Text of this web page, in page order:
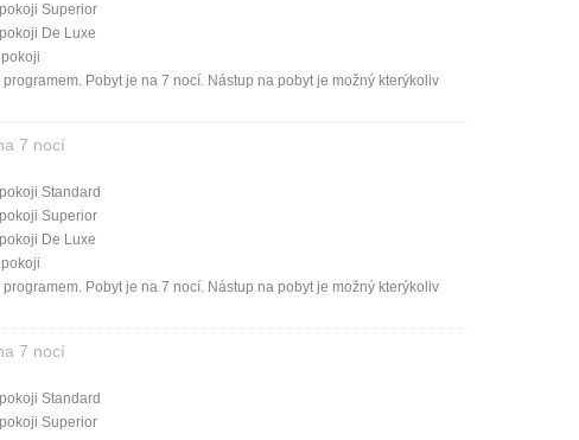
Superior
De Luxe
Pobyt je na 7 nocí. Nástup na pobyt je možný kterýkoliv
7 nocí
Standard
Superior
De Luxe
Pobyt je na 7 nocí. Nástup na pobyt je možný kterýkoliv
7 nocí
Standard
Superior